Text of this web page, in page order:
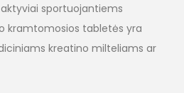
sportuojantiems
kramtomosios tabletės yra
kreatino milteliams ar